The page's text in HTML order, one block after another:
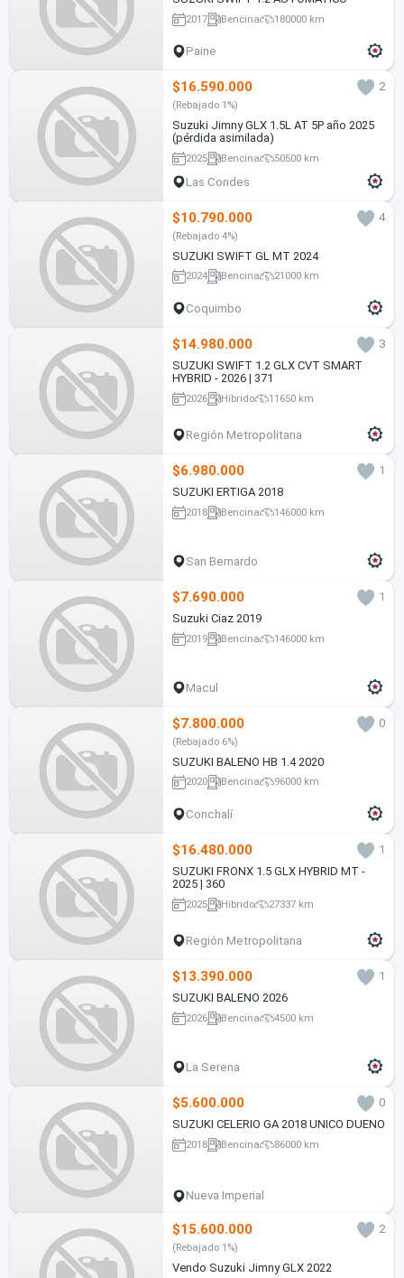
2017 Bencina 180000 km
Paine
$16.590.000 2
(Rebajado 1%)
Suzuki Jimny GLX 1.5L AT 5P año 2025
(pérdida asimilada)
2025 Bencina 50500 km
Las Condes
$10.790.000 4
(Rebajado 4%)
SUZUKI SWIFT GL MT 2024
2024 Bencina 21000 km
Coquimbo
$14.980.000
3
SUZUKI SWIFT 1.2 GLX CVT SMART
HYBRID - 2026 | 371
2026 Híbrido 11650 km
Región Metropolitana
$6.980.000
1
SUZUKI ERTIGA 2018
2018 Bencina 146000 km
San Bernardo
$7.690.000
1
Suzuki Ciaz 2019
2019 Bencina 146000 km
Macul
$7.800.000 0
(Rebajado 6%)
SUZUKI BALENO HB 1.4 2020
2020 Bencina 96000 km
Conchalí
$16.480.000
1
SUZUKI FRONX 1.5 GLX HYBRID MT -
2025 | 360
2025 Híbrido 27337 km
Región Metropolitana
$13.390.000
1
SUZUKI BALENO 2026
2026 Bencina 4500 km
La Serena
$5.600.000
0
SUZUKI CELERIO GA 2018 UNICO DUENO
2018 Bencina 86000 km
Nueva Imperial
$15.600.000 2
(Rebajado 1%)
Vendo Suzuki Jimny GLX 2022